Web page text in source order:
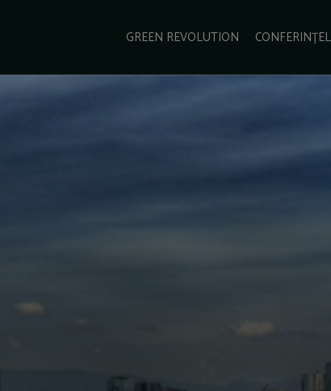
GREEN REVOLUTION